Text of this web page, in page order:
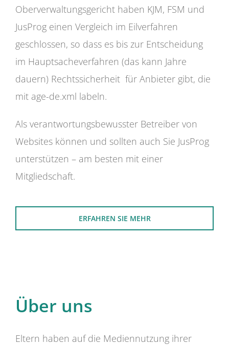
Oberverwaltungsgericht haben KJM, FSM und
JusProg einen Vergleich im Eilverfahren
geschlossen, so dass es bis zur Entscheidung
im Hauptsacheverfahren (das kann Jahre
dauern) Rechtssicherheit für Anbieter gibt, die
mit age-de.xml labeln.
Als verantwortungsbewusster Betreiber von
Websites können und sollten auch Sie JusProg
unterstützen – am besten mit einer
Mitgliedschaft.
ERFAHREN SIE MEHR
Über uns
Eltern haben auf die Mediennutzung ihrer